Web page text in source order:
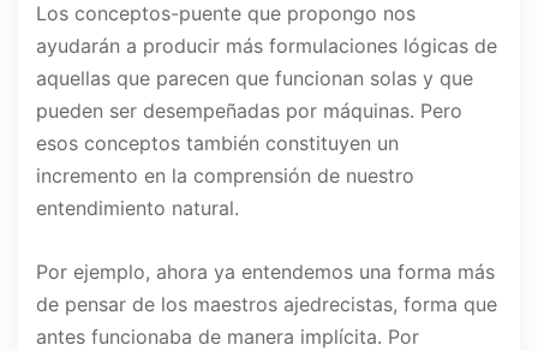
Los conceptos-puente que propongo nos
ayudarán a producir más formulaciones lógicas de
aquellas que parecen que funcionan solas y que
pueden ser desempeñadas por máquinas. Pero
esos conceptos también constituyen un
incremento en la comprensión de nuestro
entendimiento natural.
Por ejemplo, ahora ya entendemos una forma más
de pensar de los maestros ajedrecistas, forma que
antes funcionaba de manera implícita. Por